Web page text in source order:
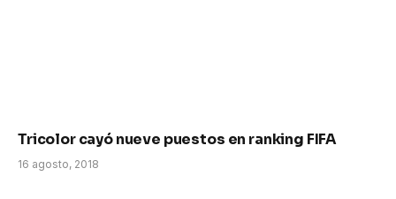
Tricolor cayó nueve puestos en ranking FIFA
16 agosto, 2018